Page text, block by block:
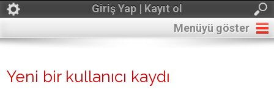
Giriş Yap | Kayıt ol
Menüyü göster
Yeni bir kullanıcı kaydı